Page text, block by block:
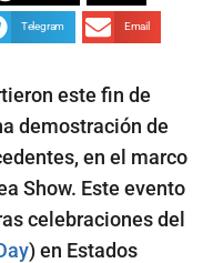
Telegram Email
este fin de
demostración de
en el marco
Show. Este evento
celebraciones del
) en Estados